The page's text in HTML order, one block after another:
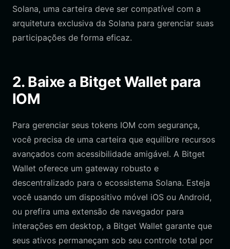
Solana, uma carteira deve ser compatível com a
arquitetura exclusiva da Solana para gerenciar suas
participações de forma eficaz.
2. Baixe a Bitget Wallet para
IOM
Para gerenciar seus tokens IOM com segurança,
você precisa de uma carteira que equilibre recursos
avançados com acessibilidade amigável. A Bitget
Wallet oferece um gateway robusto e
descentralizado para o ecossistema Solana. Esteja
você usando um dispositivo móvel iOS ou Android,
ou prefira uma extensão de navegador para
interações em desktop, a Bitget Wallet garante que
seus ativos permaneçam sob seu controle total por